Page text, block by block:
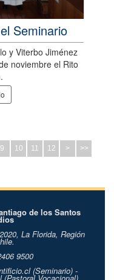
Seminario
y Viterbo Jiménez
noviembre el Rito
9 10 11 12 > >>
de los Santos
La Florida, Región
9500
(Seminario) -